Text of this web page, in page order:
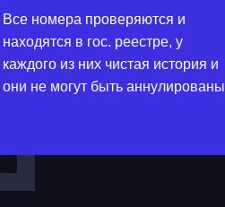
Все номера проверяются и
находятся в гос. реестре, у
каждого из них чистая история и
они не могут быть аннулированы